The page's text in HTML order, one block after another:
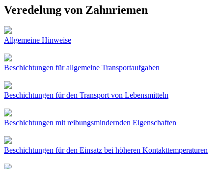
Veredelung von Zahnriemen
Allgemeine Hinweise
Beschichtungen für allgemeine Transportaufgaben
Beschichtungen für den Transport von Lebensmitteln
Beschichtungen mit reibungsmindernden Eigenschaften
Beschichtungen für den Einsatz bei höheren Kontakttemperaturen